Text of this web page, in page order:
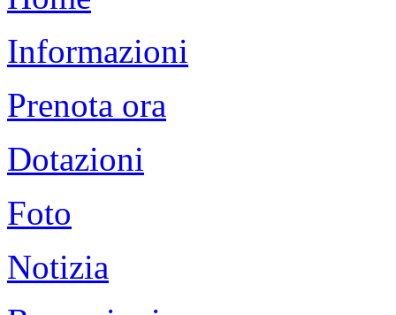
Informazioni
Prenota ora
Dotazioni
Foto
Notizia